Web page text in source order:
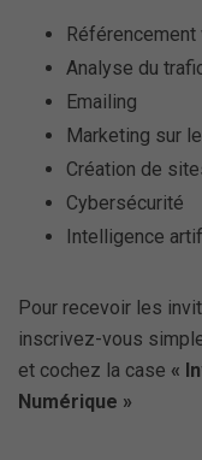
Référencement
Analyse du
Emailing
Marketing sur
Création de
Cybersécurité
Intelligence
Pour recevoir les
inscrivez-vous
et cochez la case «
Numérique »